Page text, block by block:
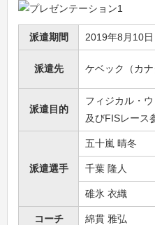
派遣期間 2019年8月10日
派遣先 ケベック（カナ
派遣目的
フィジカル・
及びFISレース
派遣選手
五十嵐 晴冬
千葉 隆人
碓氷 衣織
コーチ 綿貫 雅弘